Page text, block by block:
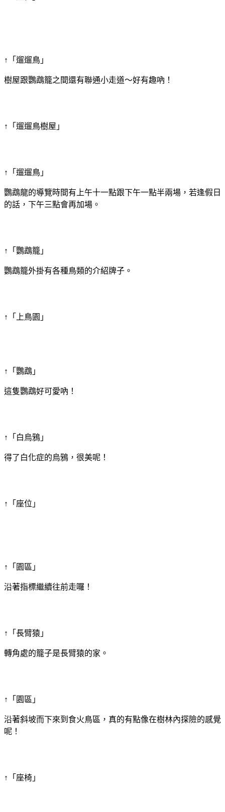
↑「遛遛鳥」
樹屋跟鸚鵡籠之間還有聯通小走道～好有趣吶！
↑「遛遛鳥樹屋」
↑「遛遛鳥」
鸚鵡龍的導覽時間有上午十一點跟下午一點半兩場，若逢假日
的話，下午三點會再加場。
↑「鸚鵡籠」
鸚鵡籠外掛有各種鳥類的介紹牌子。
↑「上鳥園」
↑「鸚鵡」
這隻鸚鵡好可愛吶！
↑「白烏鴉」
得了白化症的烏鴉，很美呢！
↑「座位」
↑「園區」
沿著指標繼續往前走囉！
↑「長臂猿」
轉角處的籠子是長臂猿的家。
↑「園區」
沿著斜坡而下來到食火鳥區，真的有點像在樹林內探險的感覺
呢！
↑「座椅」